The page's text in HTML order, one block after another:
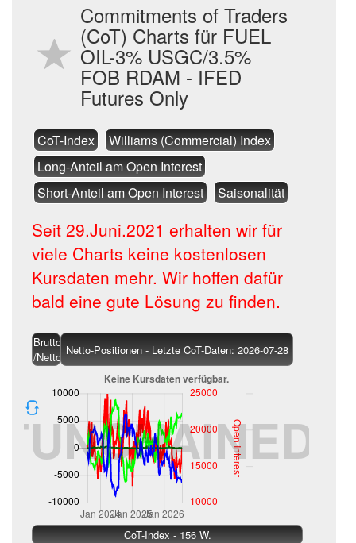
Commitments of Traders
(CoT) Charts für FUEL
OIL-3% USGC/3.5%
FOB RDAM - IFED
Futures Only
CoT-Index
Williams (Commercial) Index
Long-Anteil am Open Interest
Short-Anteil am Open Interest
Saisonalität
Seit 29.Juni.2021 erhalten wir für
viele Charts keine kostenlosen
Kursdaten mehr. Wir hoffen dafür
bald eine gute Lösung zu finden.
Brutto
/Netto Netto-Positionen - Letzte CoT-Daten: 2026-07-28
CoT-Index - 156 W.